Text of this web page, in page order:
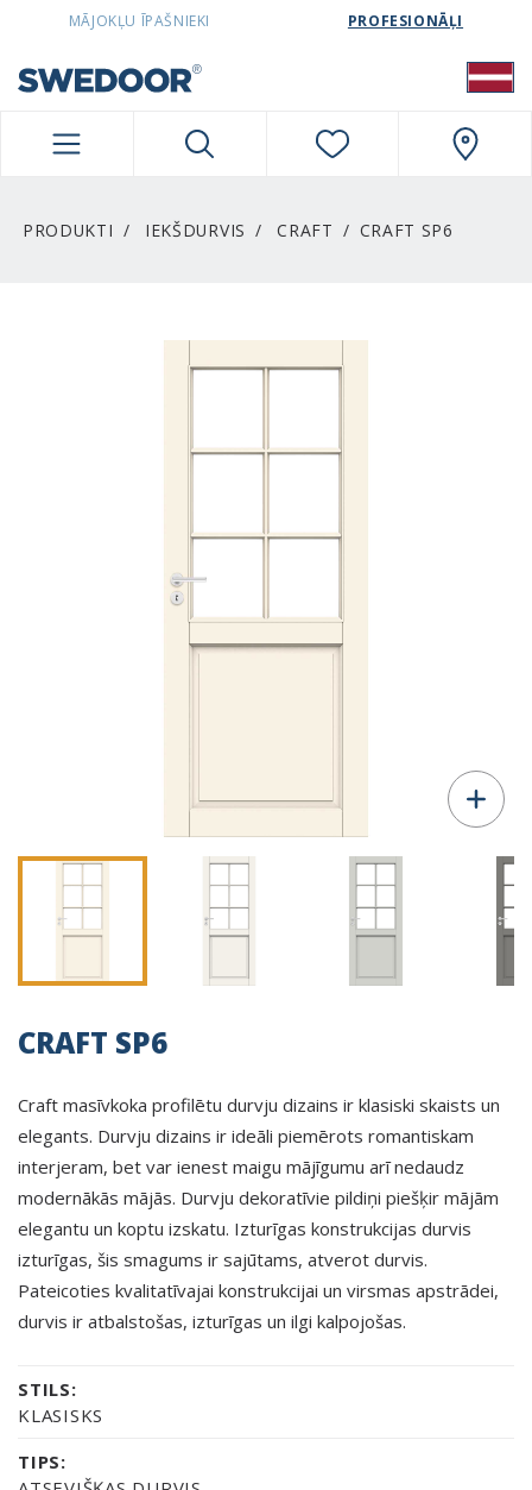
SWEDOORLATVIA NAVIGATION
MĀJOKĻU ĪPAŠNIEKI PROFESIONĀĻI
PRODUKTI IEKŠDURVIS CRAFT CRAFT SP6
CRAFT SP6
Craft masīvkoka profilētu durvju dizains ir klasiski skaists un
elegants. Durvju dizains ir ideāli piemērots romantiskam
interjeram, bet var ienest maigu mājīgumu arī nedaudz
modernākās mājās. Durvju dekoratīvie pildiņi piešķir mājām
elegantu un koptu izskatu. Izturīgas konstrukcijas durvis
izturīgas, šis smagums ir sajūtams, atverot durvis.
Pateicoties kvalitatīvajai konstrukcijai un virsmas apstrādei,
durvis ir atbalstošas, izturīgas un ilgi kalpojošas.
STILS:
KLASISKS
TIPS: